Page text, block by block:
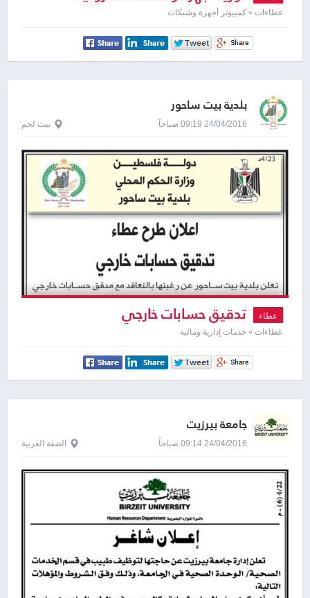
وحاسوب
عطاءات » كمبيوتر أجهزة وشبكات
بلدية بيت ساحور
24/04/2016 09:19 صباحاً بيت لحم
عطاء تدقيق حسابات خارجي
عطاءات » خدمات إدارية ومالية
جامعة بيرزيت
24/04/2016 09:14 صباحاً الضفة الغربية